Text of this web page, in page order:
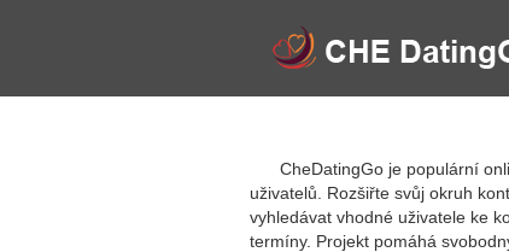
CheDatingGo je populární
uživatelů. Rozšiřte svůj okruh
vyhledávat vhodné uživatele ke
termíny. Projekt pomáhá